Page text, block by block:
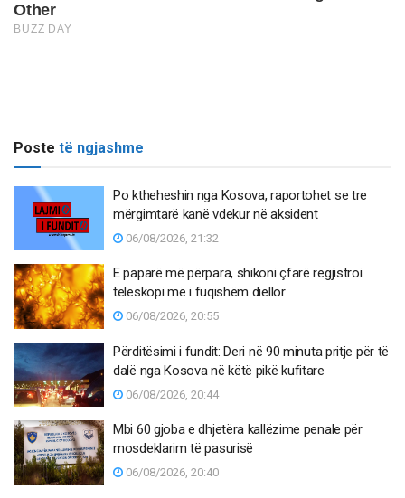
Poste të ngjashme
Po ktheheshin nga Kosova, raportohet se tre
mërgimtarë kanë vdekur në aksident
06/08/2026, 21:32
E paparë më përpara, shikoni çfarë regjistroi
teleskopi më i fuqishëm diellor
06/08/2026, 20:55
Përditësimi i fundit: Deri në 90 minuta pritje për të
dalë nga Kosova në këtë pikë kufitare
06/08/2026, 20:44
Mbi 60 gjoba e dhjetëra kallëzime penale për
mosdeklarim të pasurisë
06/08/2026, 20:40